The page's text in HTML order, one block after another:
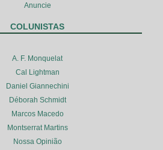
Anuncie
COLUNISTAS
A. F. Monquelat
Cal Lightman
Daniel Giannechini
Déborah Schmidt
Marcos Macedo
Montserrat Martins
Nossa Opinião